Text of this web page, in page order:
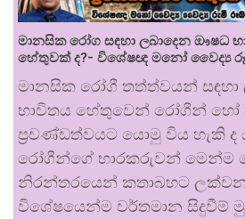
මානසික රෝග සඳහා ලබාදෙන ඖෂධ
හේතුවක් ද?- විශේෂඥ මනෝ වෛද්‍ය
මානසික රෝගී තත්ත්වයන් සඳහා
භාවිතය හේතුවෙන් රෝගීන් හෝ
ප්‍රචණ්ඩත්වයට යොමු විය හැකි
රෝගීන්ගේ භාරකරුවන් මෙන්ම
නිරන්තරයෙන් කතාබහට ලක්වන
විශේෂයෙන්ම වර්තමාන සිදුවීම්